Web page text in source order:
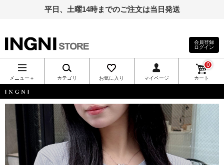
平日、土曜14時までのご注文は当日発送
INGNI（イン
グ）公式通
販｜INGNI
STORE
会員登録
ログイン
メニュー＋ カテゴリ お気に入り マイページ カート
0
INGNI